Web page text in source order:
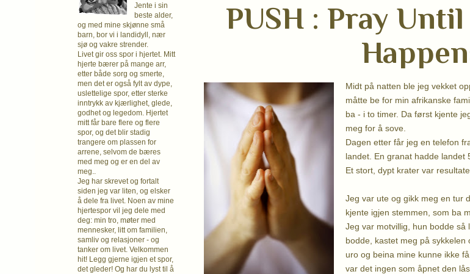
PUSH : Pray
Midt på natten ble jeg vekket
måtte be for min afrikanske
ba - i to timer. Da først kjente
meg for å sove.
Dagen etter får jeg en telefon
landet. En granat hadde landet
Et stort, dypt krater var
Jeg var ute og gikk meg en tur
kjente igjen stemmen, som ba
Jeg var motvillig, hun bodde så
bodde, kastet meg på
uro og beina mine kunne ikke
var det ingen som åpnet den
Jente i sin
beste alder,
og med mine skjønne små
barn, bor vi i landidyll, nær
sjø og vakre strender.
Livet gir oss spor i hjertet. Mitt
hjerte bærer på mange arr,
etter både sorg og smerte,
men det er også fylt av dype,
uslettelige spor, etter sterke
inntrykk av kjærlighet, glede,
godhet og legedom. Hjertet
mitt får bare flere og flere
spor, og det blir stadig
trangere om plassen for
arrene, selvom de bæres
med meg og er en del av
meg..
Jeg har skrevet og fortalt
siden jeg var liten, og elsker
å dele fra livet. Noen av mine
hjertespor vil jeg dele med
deg: min tro, møter med
mennesker, litt om familien,
samliv og relasjoner - og
tanker om livet. Velkommen
hit! Legg gjerne igjen et spor,
det gleder! Og har du lyst til å